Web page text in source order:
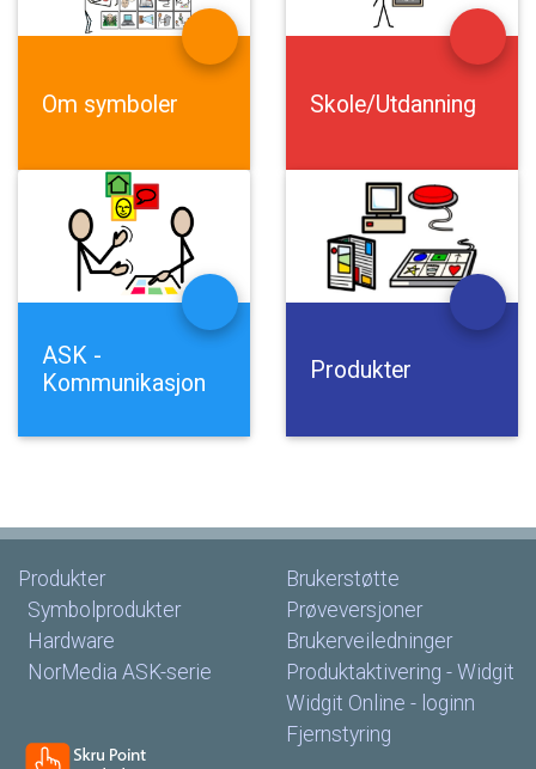
Om symboler Skole/Utdanning
ASK -
Kommunikasjon
Produkter
Produkter
Symbolprodukter
Hardware
NorMedia ASK-serie
Brukerstøtte
Prøveversjoner
Brukerveiledninger
Produktaktivering - Widgit
Widgit Online - loginn
Fjernstyring